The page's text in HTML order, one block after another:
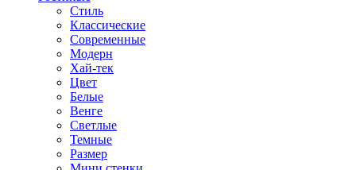
Стиль
Классические
Современные
Модерн
Хай-тек
Цвет
Белые
Венге
Светлые
Темные
Размер